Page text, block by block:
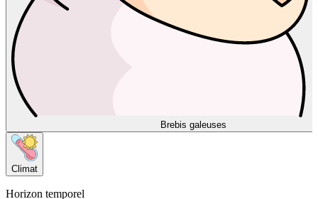
Brebis galeuses
Climat
Horizon temporel